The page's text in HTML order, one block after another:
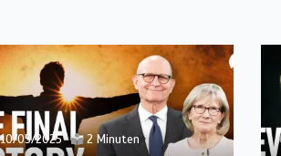
10/05/2025 2 Minuten